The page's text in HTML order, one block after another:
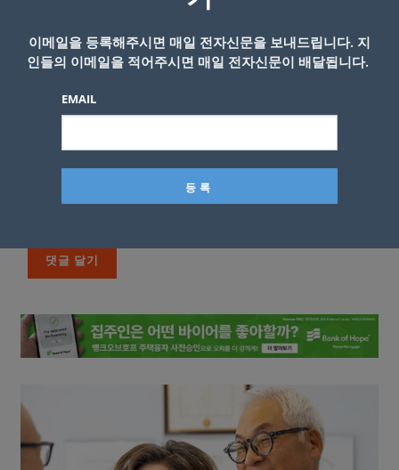
이메일을 등록해주시면 매일 전자신문을 보내드립니다. 지
인들의 이메일을 적어주시면 매일 전자신문이 배달됩니다.
EMAIL